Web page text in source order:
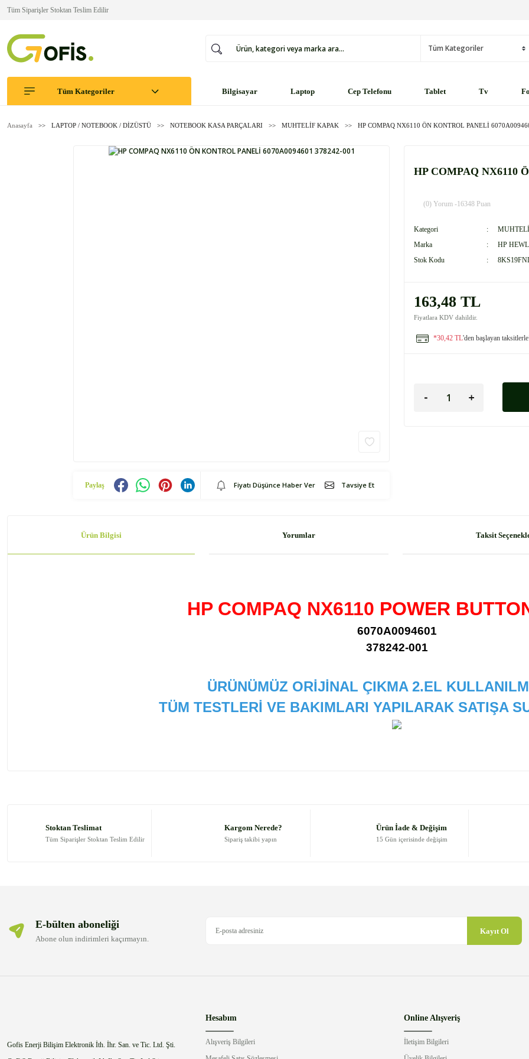
Tüm Siparişler Stoktan Teslim Edilir
Tüm Kategoriler Bilgisayar Laptop Cep Telefonu Tablet Tv
Anasayfa LAPTOP / NOTEBOOK / DİZÜSTÜ NOTEBOOK KASA PARÇALARI MUHTELİF KAPAK HP COMPAQ NX6110 ÖN KONTROL PANELİ
Paylaş Fiyatı Düşünce Haber Ver Tavsiye Et
HP COMPAQ NX6110
(0) Yorum -16348 Puan
Kategori
Marka
HP
Stok Kodu
163,48 TL
Fiyatlara KDV dahildir.
*30,42 TL'den başlayan
Ürün Bilgisi Yorumlar Taksit
HP COMPAQ NX6110 POWER
6070A0094601
378242-001
ÜRÜNÜMÜZ ORİJİNAL ÇIKMA 2.EL
TÜM TESTLERİ VE BAKIMLARI YAPILARAK SATIŞA
Ürün bilgilerinde hatalar bulunuyor.
Stoktan Teslimat
Tüm Siparişler Stoktan Teslim Edilir
Kargom Nerede?
Sipariş takibi yapın
Ürün İade & Değişim
15 Gün içerisinde değişim
E-bülten aboneliği
Abone olun indirimleri kaçırmayın.
Kayıt Ol
Gofis Enerji Bilişim Elektronik İth. İhr. San. ve Tic. Ltd. Şti.
Hesabım
Alışveriş Bilgileri
Online Alışveriş
İletişim Bilgileri